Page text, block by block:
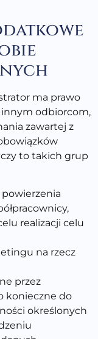
ma prawo
innym odbiorcom,
zawartej z
to takich grup
realizacji celu
na rzecz
przez
konieczne do
określonych